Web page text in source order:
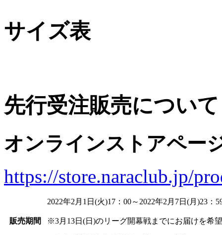
サイズ表
先行受注販売について
オンラインストアペー
https://store.naraclub.jp/
販売期間
2022年2月1日(火)17：00～2022年2月7日(月)23：
※3月13日(日)のリーグ開幕戦までにお届けを希